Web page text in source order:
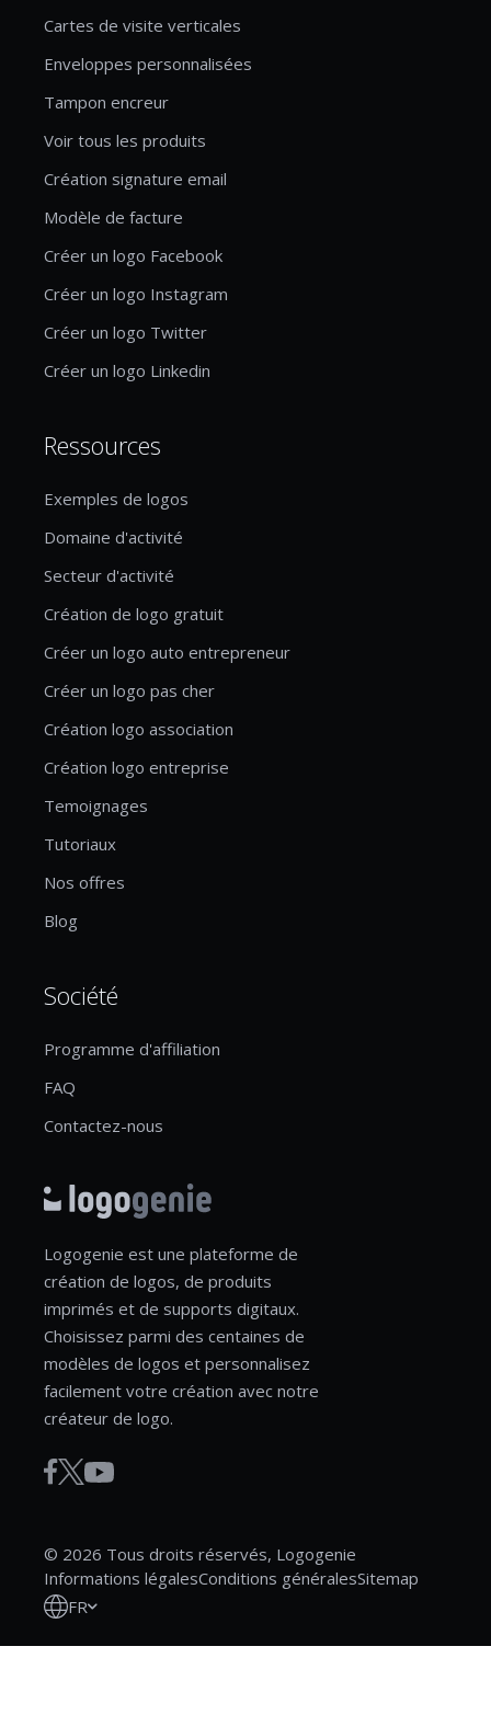
Cartes de visite verticales
Enveloppes personnalisées
Tampon encreur
Voir tous les produits
Création signature email
Modèle de facture
Créer un logo Facebook
Créer un logo Instagram
Créer un logo Twitter
Créer un logo Linkedin
Ressources
Exemples de logos
Domaine d'activité
Secteur d'activité
Création de logo gratuit
Créer un logo auto entrepreneur
Créer un logo pas cher
Création logo association
Création logo entreprise
Temoignages
Tutoriaux
Nos offres
Blog
Société
Programme d'affiliation
FAQ
Contactez-nous
Logogenie est une plateforme de
création de logos, de produits
imprimés et de supports digitaux.
Choisissez parmi des centaines de
modèles de logos et personnalisez
facilement votre création avec notre
créateur de logo.
© 2026 Tous droits réservés, Logogenie
Informations légalesConditions généralesSitemap
FR